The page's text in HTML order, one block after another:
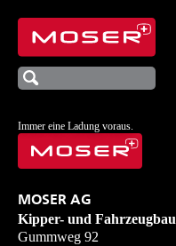
Immer eine Ladung voraus.
MOSER AG
Kipper- und Fahrzeugbau
Gummweg 92